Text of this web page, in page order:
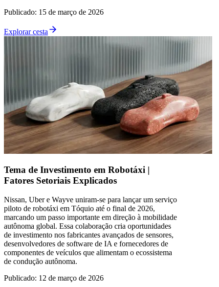
Publicado: 15 de março de 2026
Explorar cesta
Tema de Investimento em Robotáxi |
Fatores Setoriais Explicados
Nissan, Uber e Wayve uniram-se para lançar um serviço
piloto de robotáxi em Tóquio até o final de 2026,
marcando um passo importante em direção à mobilidade
autônoma global. Essa colaboração cria oportunidades
de investimento nos fabricantes avançados de sensores,
desenvolvedores de software de IA e fornecedores de
componentes de veículos que alimentam o ecossistema
de condução autônoma.
Publicado: 12 de março de 2026